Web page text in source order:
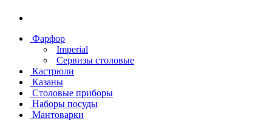
Фарфор
Imperial
Сервизы столовые
Кастрюли
Казаны
Столовые приборы
Наборы посуды
Мантоварки